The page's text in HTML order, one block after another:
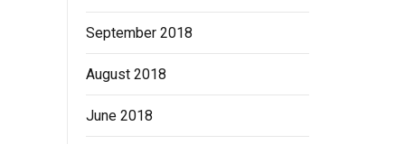
September 2018
August 2018
June 2018